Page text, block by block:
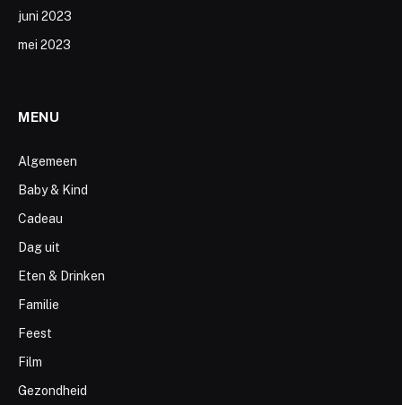
juni 2023
mei 2023
MENU
Algemeen
Baby & Kind
Cadeau
Dag uit
Eten & Drinken
Familie
Feest
Film
Gezondheid